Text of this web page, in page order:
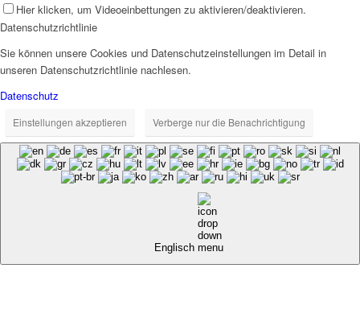
Hier klicken, um Videoeinbettungen zu aktivieren/deaktivieren.
Datenschutzrichtlinie
Sie können unsere Cookies und Datenschutzeinstellungen im Detail in
unseren Datenschutzrichtlinie nachlesen.
Datenschutz
Einstellungen akzeptieren Verberge nur die Benachrichtigung
Englisch